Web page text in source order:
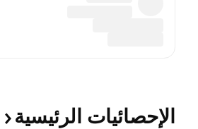
الإحصائيات الرئيسية